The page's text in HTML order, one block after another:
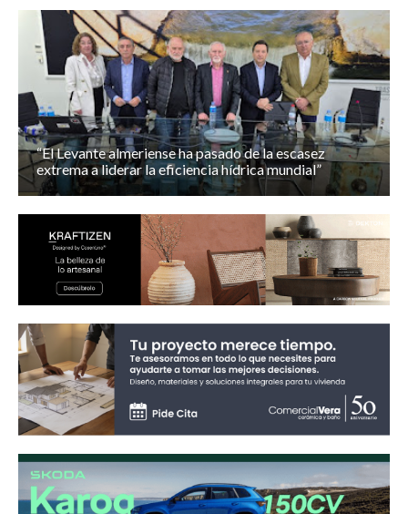
“El Levante almeriense ha pasado de la escasez
extrema a liderar la eficiencia hídrica mundial”